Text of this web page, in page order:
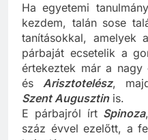
Ha egyetemi
kezdem, talán sose
tanításokkal, amelyek
párbaját ecsetelik a
értekeztek már a
ésArisztotelész,
Szent Augusztinis.
E párbajról írt Spinoza,
száz évvel ezelőtt, a